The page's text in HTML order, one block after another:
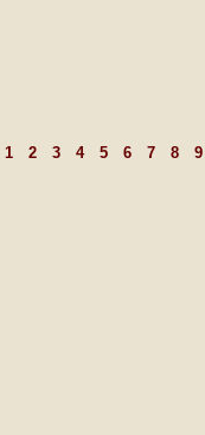
1 2 3 4 5 6 7 8 9